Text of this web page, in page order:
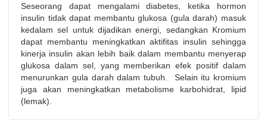
Seseorang dapat mengalami diabetes, ketika hormon
insulin tidak dapat membantu glukosa (gula darah) masuk
kedalam sel untuk dijadikan energi, sedangkan Kromium
dapat membantu meningkatkan aktifitas insulin sehingga
kinerja insulin akan lebih baik dalam membantu menyerap
glukosa dalam sel, yang memberikan efek positif dalam
menurunkan gula darah dalam tubuh. Selain itu kromium
juga akan meningkatkan metabolisme karbohidrat, lipid
(lemak).